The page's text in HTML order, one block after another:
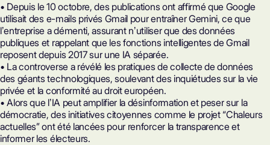
• Depuis le 10 octobre, des publications ont affirmé que Google
utilisait des e-mails privés Gmail pour entraîner Gemini, ce que
lʼentreprise a démenti, assurant nʼutiliser que des données
publiques et rappelant que les fonctions intelligentes de Gmail
reposent depuis 2017 sur une IA séparée.
• La controverse a révélé les pratiques de collecte de données
des géants technologiques, soulevant des inquiétudes sur la vie
privée et la conformité au droit européen.
• Alors que lʼIA peut amplifier la désinformation et peser sur la
démocratie, des initiatives citoyennes comme le projet “Chaleurs
actuelles” ont été lancées pour renforcer la transparence et
informer les électeurs.